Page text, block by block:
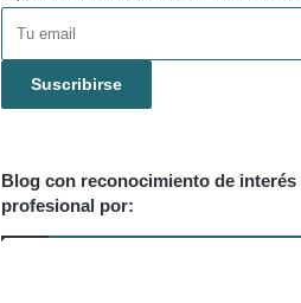
email
Suscribirse
Blog con reconocimiento de
profesional por: